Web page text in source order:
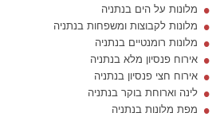
מלונות על הים בנתניה
מלונות לקבוצות ומשפחות בנתניה
מלונות רומנטיים בנתניה
אירוח פנסיון מלא בנתניה
אירוח חצי פנסיון בנתניה
לינה וארוחת בוקר בנתניה
מפת מלונות בנתניה